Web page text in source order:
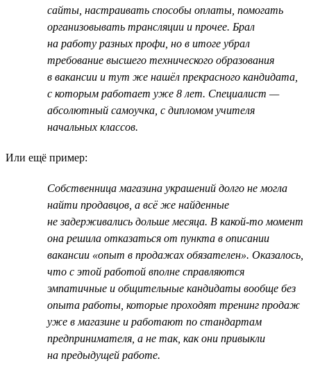
сайты, настраивать способы оплаты, помогать
организовывать трансляции и прочее. Брал
на работу разных профи, но в итоге убрал
требование высшего технического образования
в вакансии и тут же нашёл прекрасного кандидата,
с которым работает уже 8 лет. Специалист —
абсолютный самоучка, с дипломом учителя
начальных классов.
Или ещё пример:
Собственница магазина украшений долго не могла
найти продавцов, а всё же найденные
не задерживались дольше месяца. В какой-то момент
она решила отказаться от пункта в описании
вакансии «опыт в продажах обязателен». Оказалось,
что с этой работой вполне справляются
эмпатичные и общительные кандидаты вообще без
опыта работы, которые проходят тренинг продаж
уже в магазине и работают по стандартам
предпринимателя, а не так, как они привыкли
на предыдущей работе.